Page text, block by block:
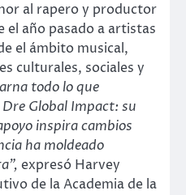
al rapero y productor
el año pasado a artistas
el ámbito musical,
culturales, sociales y
todo lo que
Global Impact: su
inspira cambios
ha moldeado
expresó Harvey
de la Academia de la